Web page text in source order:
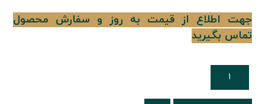
جهت اطلاع از قیمت به روز و سفارش محصول
تماس بگیرید